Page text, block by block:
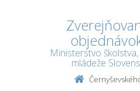
Ministerstvo
mládeže